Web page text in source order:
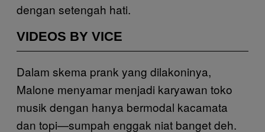
dengan setengah hati.
VIDEOS BY VICE
Dalam skema prank yang dilakoninya,
Malone menyamar menjadi karyawan toko
musik dengan hanya bermodal kacamata
dan topi—sumpah enggak niat banget deh.